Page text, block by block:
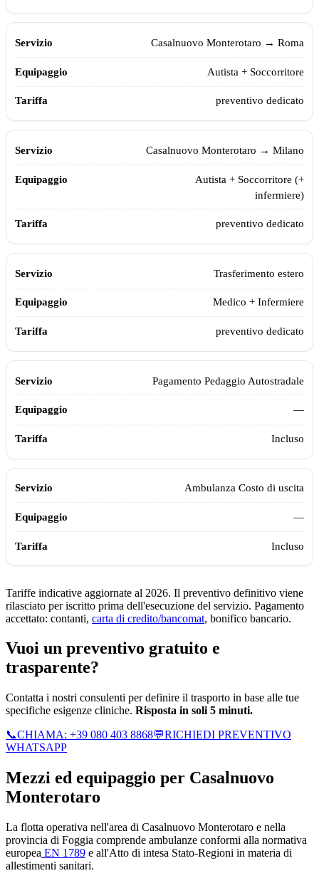
Casalnuovo Monterotaro → Roma
Autista + Soccorritore
preventivo dedicato
Casalnuovo Monterotaro → Milano
Autista + Soccorritore (+
infermiere)
preventivo dedicato
Trasferimento estero
Medico + Infermiere
preventivo dedicato
Pagamento Pedaggio Autostradale
—
Incluso
Ambulanza Costo di uscita
—
Incluso
Tariffe indicative aggiornate al 2026. Il preventivo definitivo viene
rilasciato per iscritto prima dell'esecuzione del servizio. Pagamento
accettato: contanti, carta di credito/bancomat, bonifico bancario.
Vuoi un preventivo gratuito e
trasparente?
Contatta i nostri consulenti per definire il trasporto in base alle tue
specifiche esigenze cliniche. Risposta in soli 5 minuti.
📞CHIAMA: +39 080 403 8868💬RICHIEDI PREVENTIVO
WHATSAPP
Mezzi ed equipaggio per Casalnuovo
Monterotaro
La flotta operativa nell'area di Casalnuovo Monterotaro e nella
provincia di Foggia comprende ambulanze conformi alla normativa
europea EN 1789 e all'Atto di intesa Stato-Regioni in materia di
allestimenti sanitari.